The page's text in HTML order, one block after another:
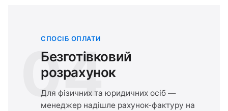
04
СПОСІБ ОПЛАТИ
Безготівковий
розрахунок
Для фізичних та юридичних осіб —
менеджер надішле рахунок-фактуру на